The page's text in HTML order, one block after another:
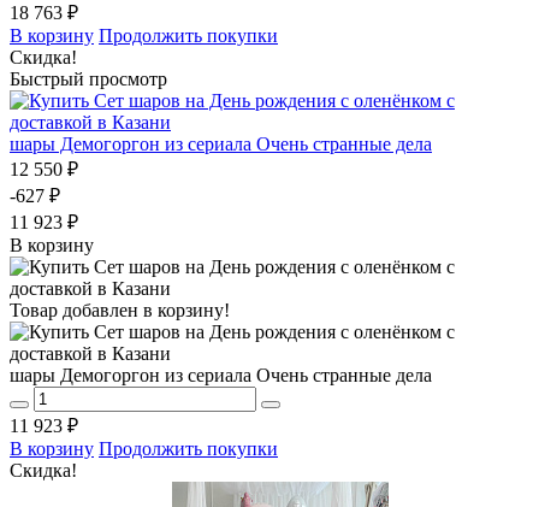
18 763 ₽
В корзину Продолжить покупки
Скидка!
Быстрый просмотр
шары Демогоргон из сериала Очень странные дела
12 550 ₽
-627 ₽
11 923 ₽
В корзину
Товар добавлен в корзину!
шары Демогоргон из сериала Очень странные дела
11 923 ₽
В корзину Продолжить покупки
Скидка!